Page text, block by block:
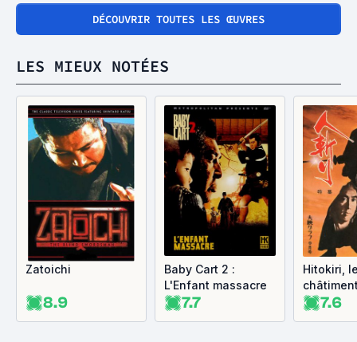
DÉCOUVRIR TOUTES LES ŒUVRES
LES MIEUX NOTÉES
Zatoichi
8.9
Baby Cart 2 :
L'Enfant massacre
7.7
Hitokiri,
7.6